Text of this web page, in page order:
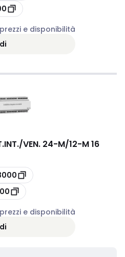
e disponibilità
VEN. 24-M/12-M 16
e disponibilità